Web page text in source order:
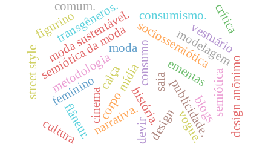
ementas
moda
história.
consumo
cinema
narrativa.
saia
calça
semiótica da modasociossemiótica
publicidade.
modelagem
metodologia
moda sustentável.
design
corpo
transgêneros.
feminino
vogue.
mídia
blogs
street style
flâneur.
cultura devir
consumismo.
figurino vestuário
design anônimo
semiótica
crítica
comum.